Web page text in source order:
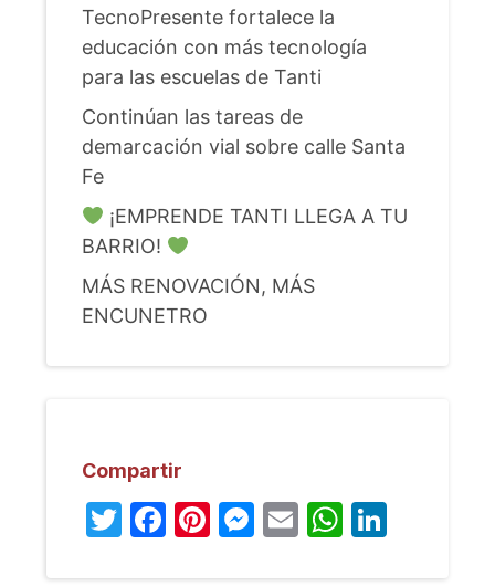
TecnoPresente fortalece la
educación con más tecnología
para las escuelas de Tanti
Continúan las tareas de
demarcación vial sobre calle Santa
Fe
¡EMPRENDE TANTI LLEGA A TU
BARRIO!
MÁS RENOVACIÓN, MÁS
ENCUNETRO
Compartir
Twitter
Facebook
Pinterest
Messenger
Email